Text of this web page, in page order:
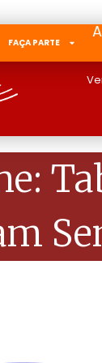
FAÇA PARTE